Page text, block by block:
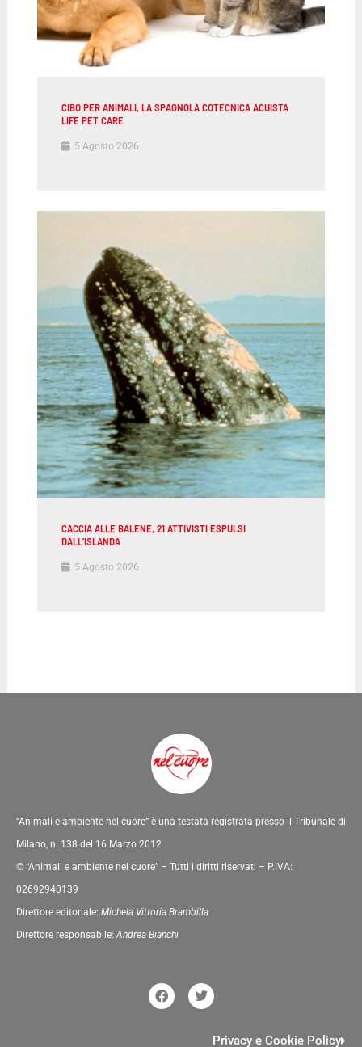
CIBO PER ANIMALI, LA SPAGNOLA COTECNICA ACUISTA
LIFE PET CARE
5 Agosto 2026
CACCIA ALLE BALENE, 21 ATTIVISTI ESPULSI
DALL’ISLANDA
5 Agosto 2026
“Animali e ambiente nel cuore” è una testata registrata presso il Tribunale di
Milano, n. 138 del 16 Marzo 2012
© “Animali e ambiente nel cuore” – Tutti i diritti riservati – P.IVA:
02692940139
Direttore editoriale: Michela Vittoria Brambilla
Direttore responsabile:Andrea Bianchi
F
a
c
T
w
i
Privacy e Cookie Policy